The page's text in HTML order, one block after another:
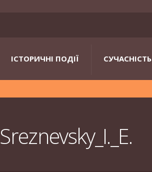
ІСТОРИЧНІ ПОДІЇ СУЧАСНІСТЬ
Sreznevsky_I._E.